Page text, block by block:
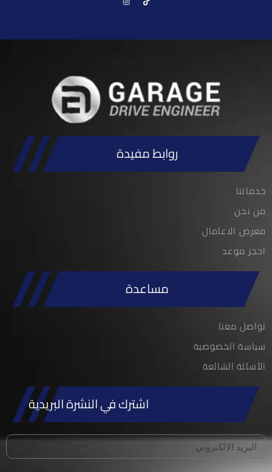
روابط مفيدة
خدماتنا
من نحن
معرض الاعامال
احجز موعد
مساعدة
تواصل معنا
سياسة الخصوصية
الأسئلة الشائعة
اشترك في النشرة البريدية